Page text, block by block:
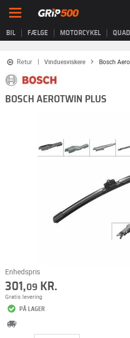
BIL FÆLGE MOTORCYKEL QUAD
Retur Vinduesviskere Bosch
BOSCH AEROTWIN PLUS
Enhedspris
301,09 KR.
Gratis levering
PÅ LAGER